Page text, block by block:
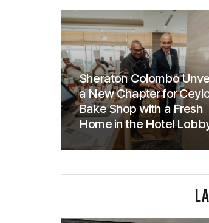
Sheraton Colombo
a New Chapter for
Bake Shop with a Fresh
Home in the Hotel